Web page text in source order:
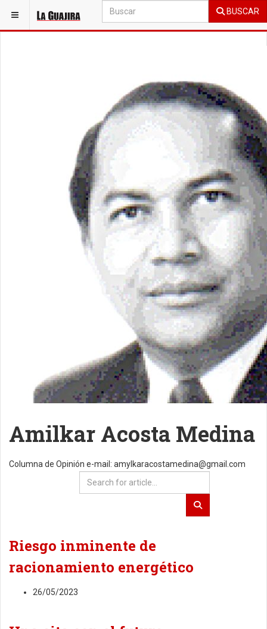
BUSCAR
Amilkar Acosta Medina
Columna de Opinión e-mail: amylkaracostamedina@gmail.com
Riesgo inminente de
racionamiento energético
26/05/2023